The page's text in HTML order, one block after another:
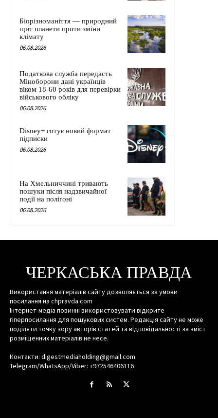
Біорізноманіття — природний
щит планети проти зміни
клімату
06.08.2026
Податкова служба передасть
Міноборони дані українців
віком 18-60 років для перевірки
військового обліку
06.08.2026
Disney+ готує новий формат
підписки
06.08.2026
На Хмельниччині тривають
пошуки після надзвичайної
події на полігоні
06.08.2026
ЧЕРКАСЬКА ПРАВДА
Використання матеріалів сайту дозволяється за умови
посилання на chpravda.com
Інтернет-медіа повинні використовувати відкрите
гіперпосилання для пошукових систем. Редакція сайту не може
поділяти точку зору авторів статей та відповідальності за зміст
розміщенних матеріалів не несе.
Контакти: digestmediaholding@gmail.com
Telegram/WhatsApp/Viber: +972546406116